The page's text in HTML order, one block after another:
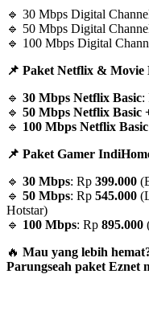
🔹 30 Mbps Digital
🔹 50 Mbps Digital
🔹 100 Mbps Digital
📌 Paket Netflix & Movie
🔹 30 Mbps Netflix Basic:
🔹 50 Mbps Netflix Basic
🔹 100 Mbps Netflix
📌 Paket Gamer
🔹 30 Mbps: Rp 399.000
🔹 50 Mbps: Rp 545.000
Hotstar)
🔹 100 Mbps: Rp 895.000
🔥 Mau yang lebih
Parungseah paket Eznet